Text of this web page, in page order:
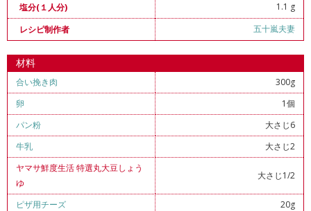
塩分(１人分)
1.1 g
レシピ制作者
五十嵐夫妻
材料
合い挽き肉
300g
卵
1個
パン粉
大さじ6
牛乳
大さじ2
ヤマサ鮮度生活 特選丸大豆しょう
ゆ
大さじ1/2
ピザ用チーズ
20g